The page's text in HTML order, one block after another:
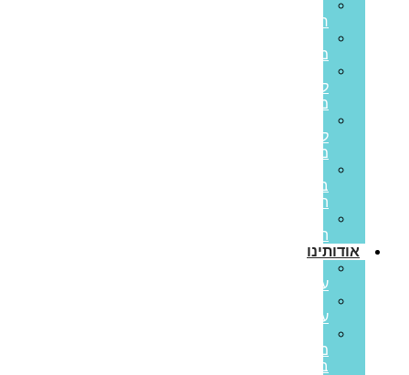
חדשה
משכנתא
לכל
מטרה
לנכס
מסחרי
בערבות
המדינה
הפוכה
אודותינו
עלינו
עלינו
משכנתאות
בתקשורת